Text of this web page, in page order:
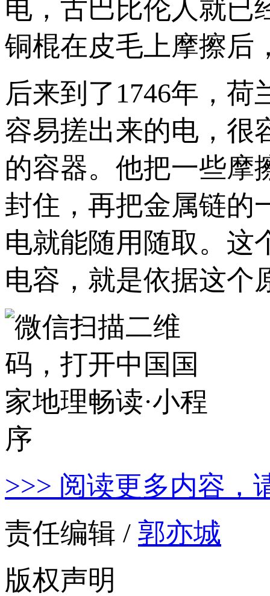
电，古巴比伦人就
铜棍在皮毛上摩擦后
后来到了1746年，
容易搓出来的电，很
的容器。他把一些摩
封住，再把金属链的
电就能随用随取。这
电容，就是依据这个
>>> 阅读更多内容，
责任编辑 / 郭亦城
版权声明